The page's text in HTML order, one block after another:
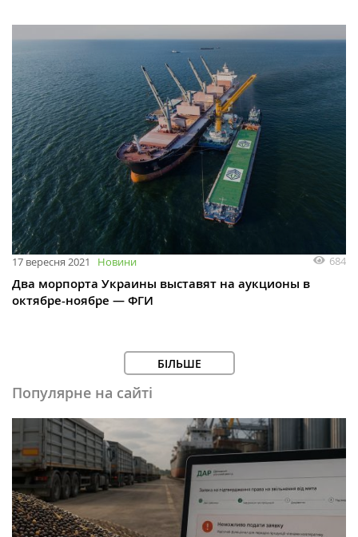
17 вересня 2021 Новини 684
Два морпорта Украины выставят на аукционы в
октябре-ноябре — ФГИ
БІЛЬШЕ
Популярне на сайті